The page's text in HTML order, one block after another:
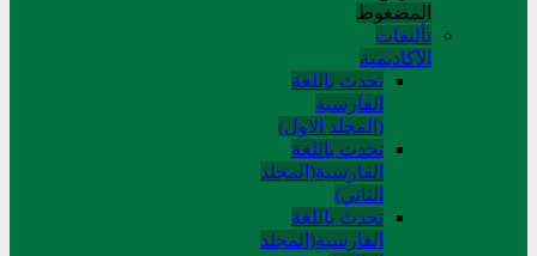
المضغوط
تألیفات
الآکادیمیة
تحدث باللغة
الفارسية
(المجلد الاول)
تحدث باللغة
الفارسية(المجلد
الثاني)
تحدث باللغة
الفارسية(المجلد